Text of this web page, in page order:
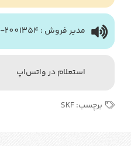
مدیر فروش : 2001354-0919
استعلام در واتس‌اپ
برچسب:SKF